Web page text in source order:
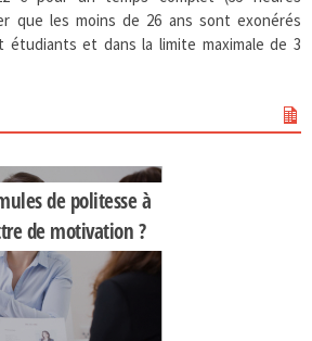
que les moins de 26 ans sont exonérés
étudiants et dans la limite maximale de 3
de politesse à
de motivation ?